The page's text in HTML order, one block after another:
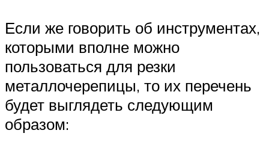
Если же говорить об инструментах,
которыми вполне можно
пользоваться для резки
металлочерепицы, то их перечень
будет выглядеть следующим
образом: